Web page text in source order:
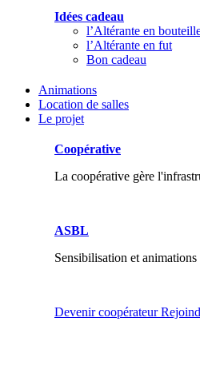
Idées cadeau
l’Altérante en
l’Altérante en fut
Bon cadeau
Animations
Location de salles
Le projet
Coopérative
La coopérative gère
ASBL
Sensibilisation et
Devenir coopérateur